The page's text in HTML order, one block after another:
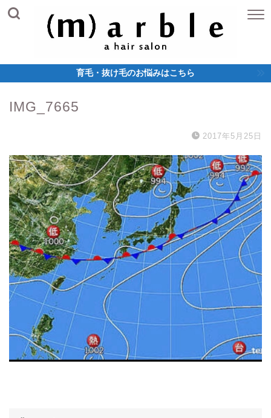
育毛・抜け毛のお悩みはこちら
IMG_7665
2017年5月25日